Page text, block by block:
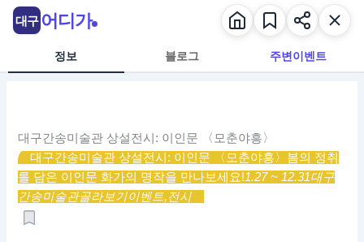
정보 블로그 주변이벤트
대구간송미술관 상설전시: 이인문 〈모춘야흥〉
대구간송미술관 상설전시: 이인문 〈모춘야흥〉 봄의 정취
를 담은 이인문 화가의 명작을 만나보세요!1.27 ~ 12.31대구
간송미술관골라보기이벤트,전시
대구 어디가